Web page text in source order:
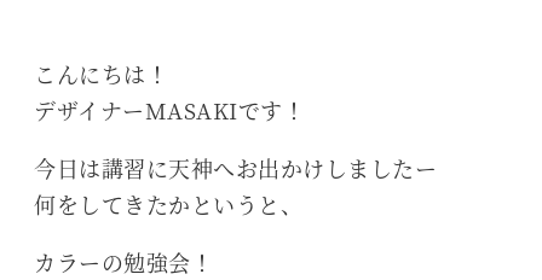
こんにちは！
デザイナーMASAKIです！
今日は講習に天神へお出かけしましたー
何をしてきたかというと、
カラーの勉強会！